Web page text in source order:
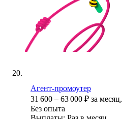
Агент-промоутер
31 600 – 63 000 ₽ за месяц,
Без опыта